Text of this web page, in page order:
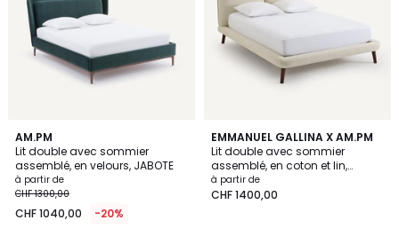
AM.PM
Lit double avec sommier
assemblé, en velours, JABOTE
à partir de
CHF 1300,00
CHF 1040,00 -20%
4,8
/ 5
2
Couleurs
EMMANUEL GALLINA X AM.PM
Lit double avec sommier
assemblé, en coton et lin,
AURORE
à partir de
CHF 1400,00